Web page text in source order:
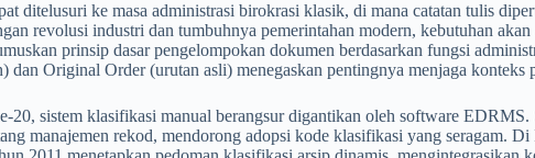
ditelusuri ke masa administrasi birokrasi klasik, di mana catatan tulis
revolusi industri dan tumbuhnya pemerintahan modern, kebutuhan
prinsip dasar pengelompokan dokumen berdasarkan fungsi
dan Original Order (urutan asli) menegaskan pentingnya menjaga konteks
sistem klasifikasi manual berangsur digantikan oleh software EDRMS.
manajemen rekod, mendorong adopsi kode klasifikasi yang seragam. Di